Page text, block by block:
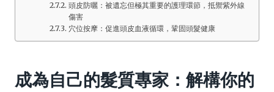
頭皮防曬：被遺忘但極其重要的護理環節，抵禦紫外線
傷害
穴位按摩：促進頭皮血液循環，鞏固頭髮健康
成為自己的髮質專家：解構你的